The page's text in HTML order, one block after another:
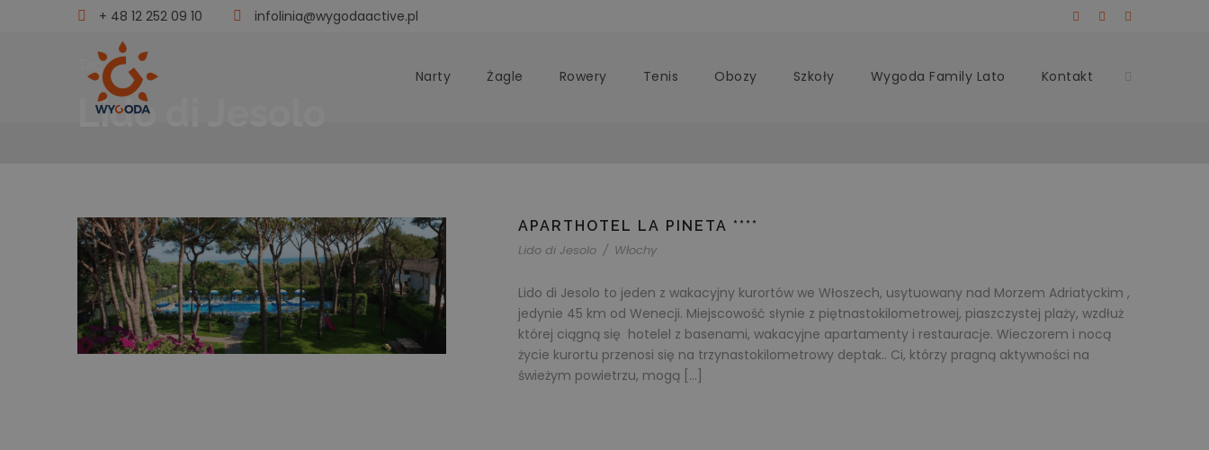
+ 48 12 252 09 10 infolinia@wygodaactive.pl
Narty Żagle Rowery Tenis Obozy Szkoły Wygoda Family Lato Kontakt
Tag
Lido di Jesolo
APARTHOTEL LA PINETA ****
Lido di Jesolo / Włochy
Lido di Jesolo to jeden z wakacyjny kurortów we Włoszech, usytuowany nad Morzem Adriatyckim ,
jedynie 45 km od Wenecji. Miejscowość słynie z piętnastokilometrowej, piaszczystej plaży, wzdłuż
której ciągną się hotelel z basenami, wakacyjne apartamenty i restauracje. Wieczorem i nocą
życie kurortu przenosi się na trzynastokilometrowy deptak.. Ci, którzy pragną aktywności na
świeżym powietrzu, mogą […]